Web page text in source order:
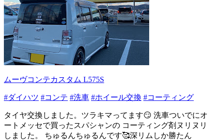
ムーヴコンテカスタム L575S
#ダイハツ #コンテ #洗車 #ホイール交換 #コーティング
タイヤ交換しました。ツラキマってます😏 洗車ついでにオ
ートメッセで買ったスパシャンの コーティング剤ヌリヌリ
しました。 ちゅるんちゅるんです🥰深リムしか勝たん